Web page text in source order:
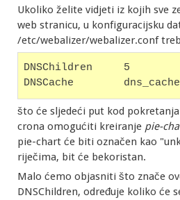
Ukoliko želite vidjeti iz kojih sve
web stranicu, u konfiguracijsku
/etc/webalizer/webalizer.conf
DNSChildren     5
DNSCache
što će sljedeći put kod
crona omogućiti kreiranje pie-
pie-chart će biti označen kao
riječima, bit će bekoristan.
Malo ćemo objasniti što znače
DNSChildren, određuje koliko će